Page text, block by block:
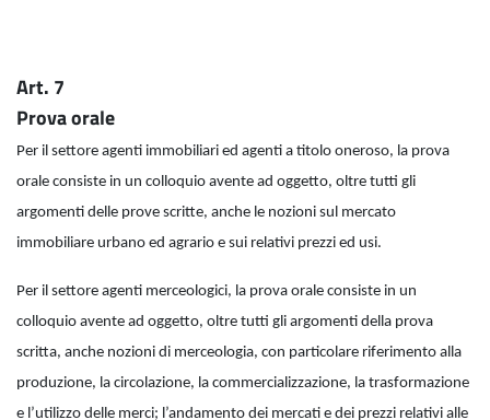
Art. 7
Prova orale
Per il settore agenti immobiliari ed agenti a titolo oneroso, la prova
orale consiste in un colloquio avente ad oggetto, oltre tutti gli
argomenti delle prove scritte, anche le nozioni sul mercato
immobiliare urbano ed agrario e sui relativi prezzi ed usi.
Per il settore agenti merceologici, la prova orale consiste in un
colloquio avente ad oggetto, oltre tutti gli argomenti della prova
scritta, anche nozioni di merceologia, con particolare riferimento alla
produzione, la circolazione, la commercializzazione, la trasformazione
e l’utilizzo delle merci; l’andamento dei mercati e dei prezzi relativi alle